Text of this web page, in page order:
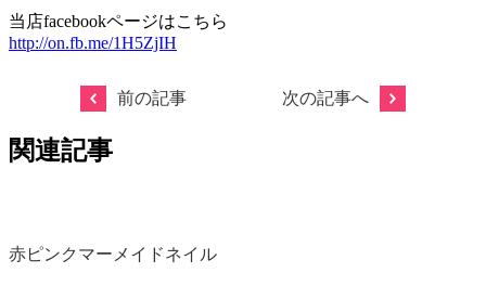
当店facebookページはこちら
http://on.fb.me/1H5ZjIH
前の記事 次の記事へ
関連記事
赤ピンクマーメイドネイル